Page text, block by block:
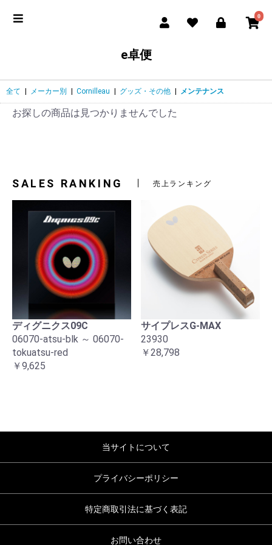
0
e卓便
全て メーカー別 Cornilleau グッズ・その他 メンテナンス
お探しの商品は見つかりませんでした
SALES RANKING 売上ランキング
ディグニクス09C
06070-atsu-blk ～ 06070-
tokuatsu-red
￥9,625
サイプレスG-MAX
23930
￥28,798
当サイトについて
プライバシーポリシー
特定商取引法に基づく表記
お問い合わせ